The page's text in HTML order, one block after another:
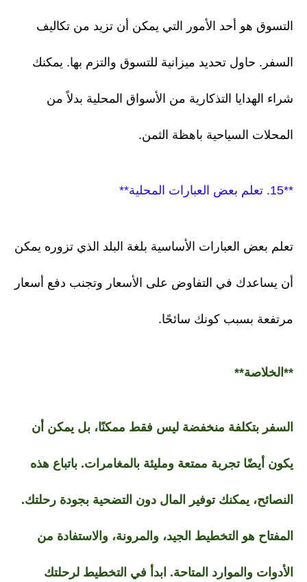
التسوق هو أحد الأمور التي يمكن أن تزيد من تكاليف
السفر. حاول تحديد ميزانية للتسوق والتزم بها. يمكنك
شراء الهدايا التذكارية من الأسواق المحلية بدلاً من
المحلات السياحية باهظة الثمن.
**15. تعلم بعض العبارات المحلية**
تعلم بعض العبارات الأساسية بلغة البلد الذي تزوره يمكن
أن يساعدك في التفاوض على الأسعار وتجنب دفع أسعار
مرتفعة بسبب كونك سائحًا.
**الخلاصة**
السفر بتكلفة منخفضة ليس فقط ممكنًا، بل يمكن أن
يكون أيضًا تجربة ممتعة ومليئة بالمغامرات. باتباع هذه
النصائح، يمكنك توفير المال دون التضحية بجودة رحلتك.
المفتاح هو التخطيط الجيد، والمرونة، والاستفادة من
الأدوات والموارد المتاحة. ابدأ في التخطيط لرحلتك